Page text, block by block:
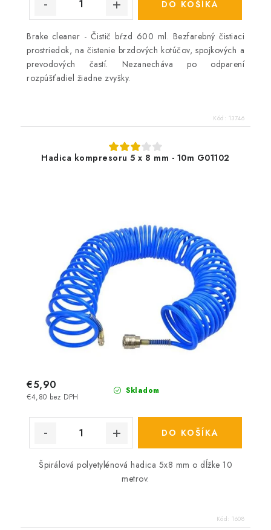
DO KOŠÍKA
Brake cleaner - Čistič bŕzd 600 ml. Bezfarebný čistiaci
prostriedok, na čistenie brzdových kotúčov, spojkových a
prevodových častí. Nezanecháva po odparení
rozpúšťadiel žiadne zvyšky.
Kód: 13746
Hadica kompresoru 5 x 8 mm - 10m G01102
Skladom
€4,80 bez DPH
€5,90
DO KOŠÍKA
Špirálová polyetylénová hadica 5x8 mm o dĺžke 10
metrov.
Kód: 1608